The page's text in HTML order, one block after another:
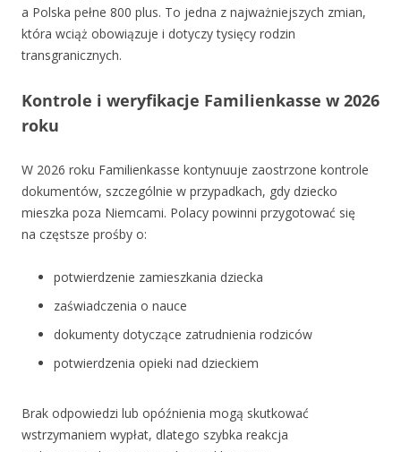
a Polska pełne 800 plus. To jedna z najważniejszych zmian,
która wciąż obowiązuje i dotyczy tysięcy rodzin
transgranicznych.
Kontrole i weryfikacje Familienkasse w 2026
roku
W 2026 roku Familienkasse kontynuuje zaostrzone kontrole
dokumentów, szczególnie w przypadkach, gdy dziecko
mieszka poza Niemcami. Polacy powinni przygotować się
na częstsze prośby o:
potwierdzenie zamieszkania dziecka
zaświadczenia o nauce
dokumenty dotyczące zatrudnienia rodziców
potwierdzenia opieki nad dzieckiem
Brak odpowiedzi lub opóźnienia mogą skutkować
wstrzymaniem wypłat, dlatego szybka reakcja